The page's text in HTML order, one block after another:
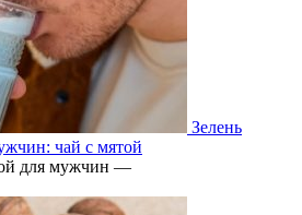
Зелень
чай с мятой
для мужчин —